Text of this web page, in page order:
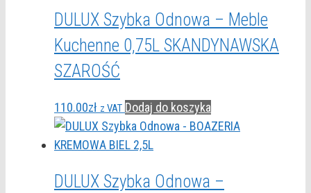
DULUX Szybka Odnowa – Meble
Kuchenne 0,75L SKANDYNAWSKA
SZAROŚĆ
110.00zł z VAT Dodaj do koszyka
DULUX Szybka Odnowa –